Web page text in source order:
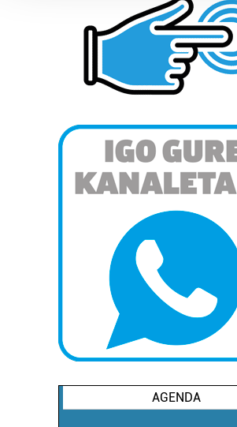
Guk eta gure bazkideek zure datu
prozesatzen ditugu, zure IP zenbakia,
teknologia erabiliz, cookieak adibidez,
pertsonalizatuak eskaintzeko,
neurtzeko, jendeari buruzko
Bazkide batzuek ez dizute baimenik
interes komertzial legitimoetan
bazkideen zerrenda, beren ustez zein
duten interes legitimoa eta horren aurka
dezakezun ikusteko.
Lortu zure datu pertsonalak
buruzko informazio gehiago eta ezarri
datuen atalean. Edozein unetan alda
zure baimena Cookieen adierazpenean.
fitxategiak erabiltzen ditu. Zure
zerbitzuak hobetzeko asmoz, cookie
AGENDA